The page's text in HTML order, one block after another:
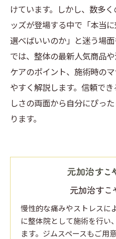
けています。しかし、数多
ッズが登場する中で「本当
選べばいいのか」と迷う場
では、整体の最新人気商品
ケアのポイント、施術時の
やすく解説します。信頼で
しさの両面から自分にぴっ
ります。
元加治すこ
慢性的な痛みやストレスに
に整体院として施術を行い
ます。ジムスペースもご用